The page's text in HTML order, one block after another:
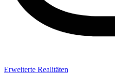
Erweiterte Realitäten